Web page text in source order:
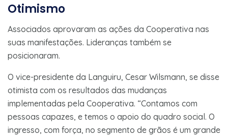
Otimismo
Associados aprovaram as ações da Cooperativa nas
suas manifestações. Lideranças também se
posicionaram.
O vice-presidente da Languiru, Cesar Wilsmann, se disse
otimista com os resultados das mudanças
implementadas pela Cooperativa. “Contamos com
pessoas capazes, e temos o apoio do quadro social. O
ingresso, com força, no segmento de grãos é um grande